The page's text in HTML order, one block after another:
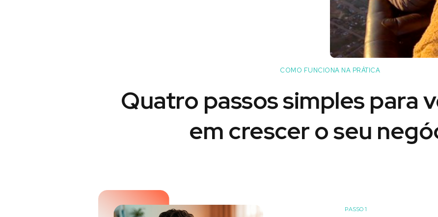
COMO FUNCIONA NA PRÁTICA
Quatro passos simples para
em crescer o seu
PASSO 1